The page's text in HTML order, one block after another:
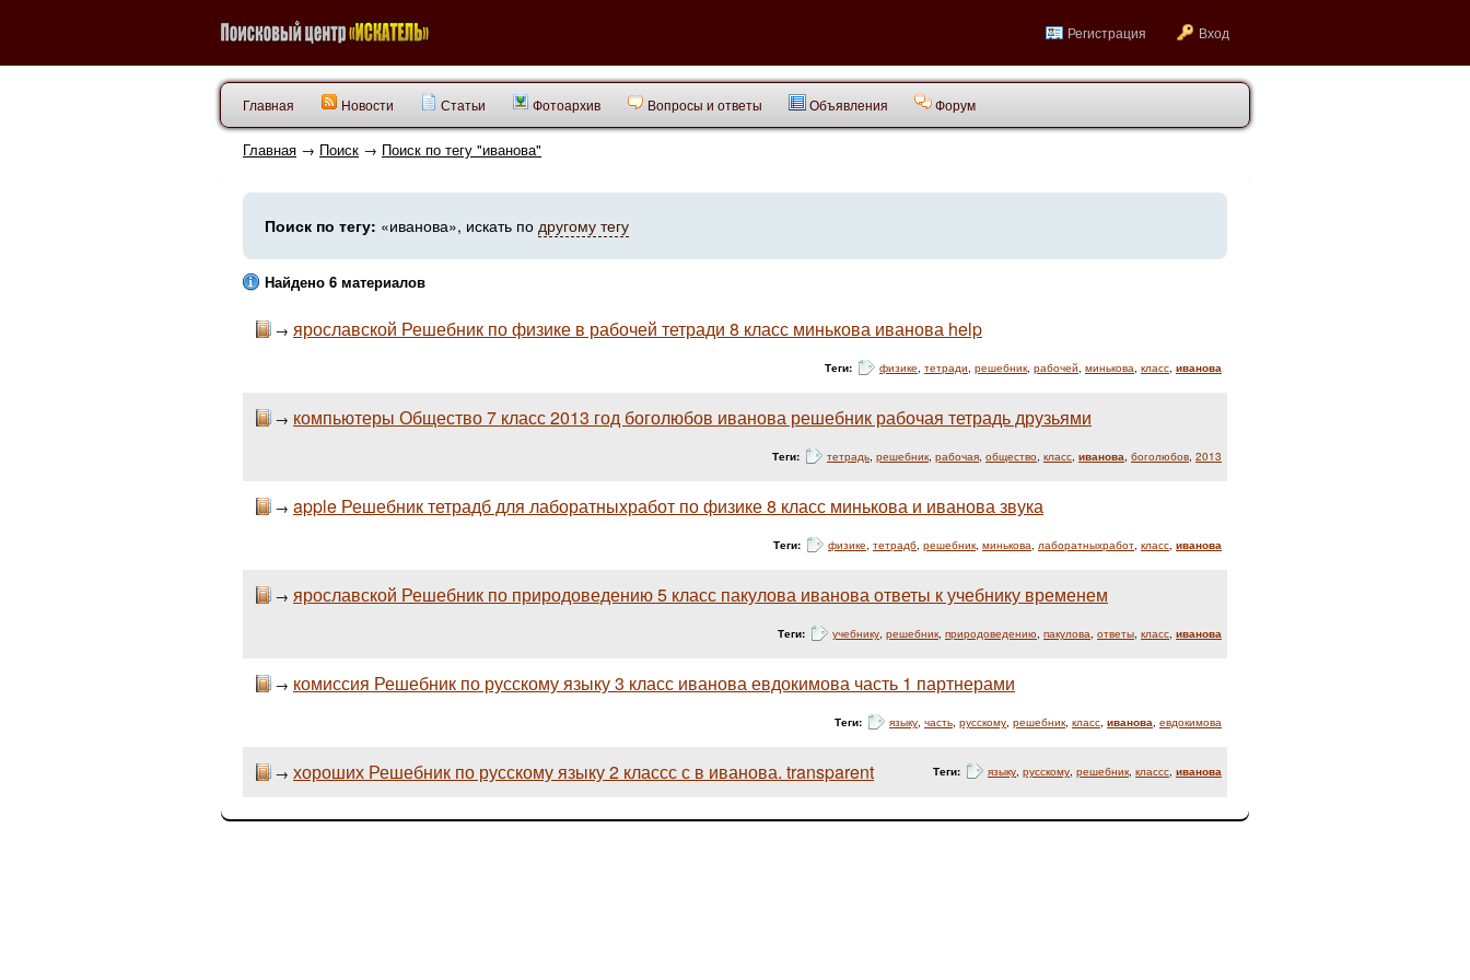
Регистрация Вход
Главная Новости Статьи Фотоархив Вопросы и ответы Объявления Форум
Главная → Поиск → Поиск по тегу "иванова"
Поиск по тегу: «иванова», искать по другому тегу
Найдено 6 материалов
→ ярославской Решебник по физике в рабочей тетради 8 класс минькова иванова help
Теги: физике, тетради, решебник, рабочей, минькова, класс, иванова
→ компьютеры Общество 7 класс 2013 год боголюбов иванова решебник рабочая тетрадь друзьями
Теги: тетрадь, решебник, рабочая, общество, класс, иванова, боголюбов, 2013
→ apple Решебник тетрадб для лаборатныхработ по физике 8 класс минькова и иванова звука
Теги: физике, тетрадб, решебник, минькова, лаборатныхработ, класс, иванова
→ ярославской Решебник по природоведению 5 класс пакулова иванова ответы к учебнику временем
Теги: учебнику, решебник, природоведению, пакулова, ответы, класс, иванова
→ комиссия Решебник по русскому языку 3 класс иванова евдокимова часть 1 партнерами
Теги: языку, часть, русскому, решебник, класс, иванова, евдокимова
→ хороших Решебник по русскому языку 2 классс с в иванова. transparent Теги: языку, русскому, решебник, классс, иванова